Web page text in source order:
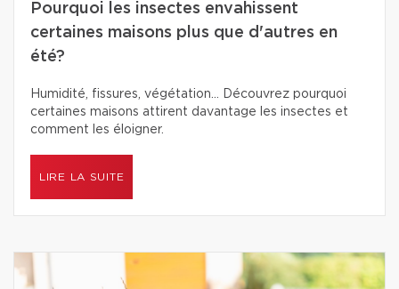
Pourquoi les insectes envahissent
certaines maisons plus que d'autres en
été?
Humidité, fissures, végétation… Découvrez pourquoi
certaines maisons attirent davantage les insectes et
comment les éloigner.
LIRE LA SUITE